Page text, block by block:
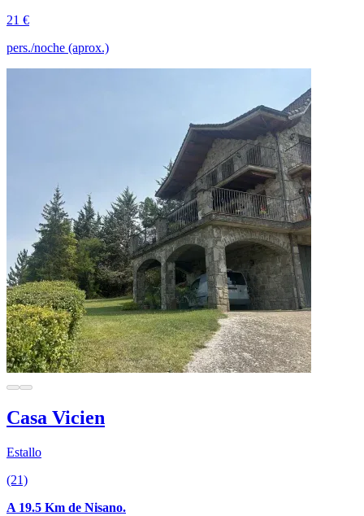
21 €
pers./noche (aprox.)
Casa Vicien
Estallo
(21)
A 19.5 Km de Nisano.